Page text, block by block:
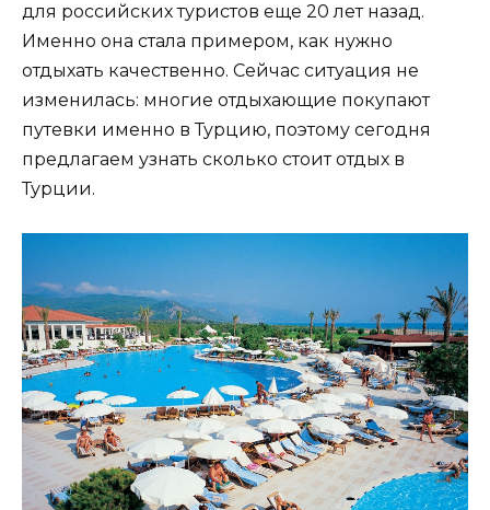
для российских туристов еще 20 лет назад.
Именно она стала примером, как нужно
отдыхать качественно. Сейчас ситуация не
изменилась: многие отдыхающие покупают
путевки именно в Турцию, поэтому сегодня
предлагаем узнать сколько стоит отдых в
Турции.